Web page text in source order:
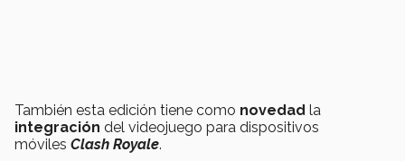
También esta edición tiene como novedad la
integración del videojuego para dispositivos
móviles Clash Royale.